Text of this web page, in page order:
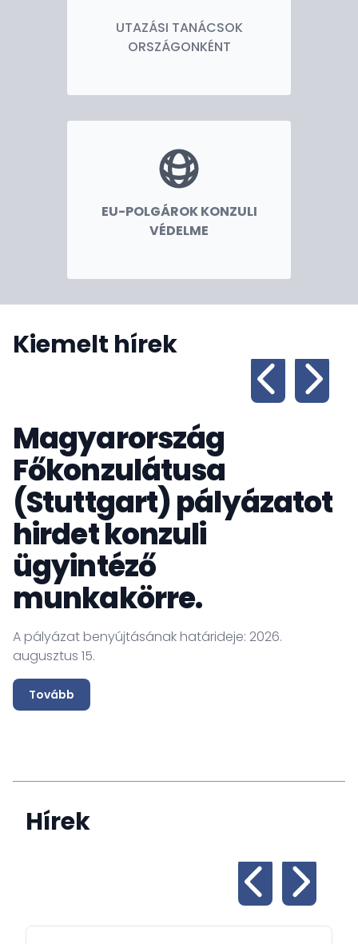
állampolgárainknak, valamint a hazánk iránt
érdeklődőknek a tájékozódásban, és ezzel az
országaink közötti kapcsolatokat is erősítjük.
UTAZÁSI TANÁCSOK
ORSZÁGONKÉNT
EU-POLGÁROK KONZULI
VÉDELME
Kiemelt hírek
Magyarország
Főkonzulátusa
(Stuttgart) pályázatot
hirdet konzuli
ügyintéző
munkakörre.
A pályázat benyújtásának határideje: 2026.
augusztus 15.
Tovább
Hírek